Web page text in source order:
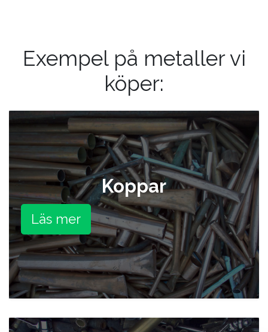
Exempel på metaller vi
köper:
Koppar
Läs mer